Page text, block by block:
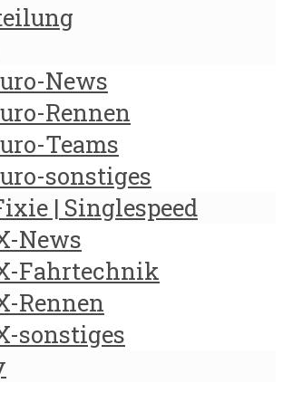
News
Rennen
Teams
sonstiges
| Singlespeed
News
Fahrtechnik
Rennen
sonstiges